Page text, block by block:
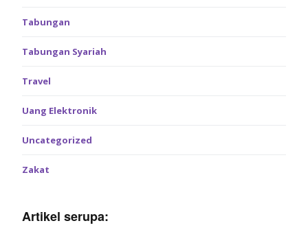
Tabungan
Tabungan Syariah
Travel
Uang Elektronik
Uncategorized
Zakat
Artikel serupa: